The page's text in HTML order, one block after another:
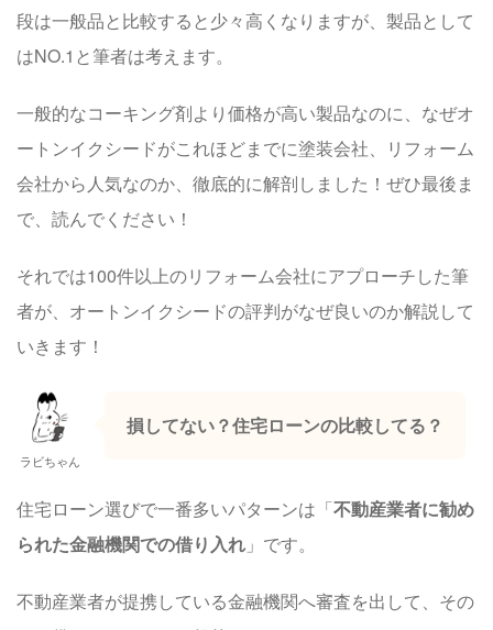
段は一般品と比較すると少々高くなりますが、製品として
はNO.1と筆者は考えます。
一般的なコーキング剤より価格が高い製品なのに、なぜオ
ートンイクシードがこれほどまでに塗装会社、
リフォーム
会社から人気なのか、徹底的に解剖しました！ぜひ最後ま
で、読んでください！
それでは100件以上のリフォーム会社にアプローチした筆
者が、オートンイクシードの評判がなぜ良いのか解説して
いきます！
ラビちゃん
損してない？住宅ローンの比較してる？
住宅ローン選びで一番多いパターンは「不動産業者に勧め
られた金融機関での借り入れ 」です。
不動産業者が提携している金融機関へ審査を出して、その